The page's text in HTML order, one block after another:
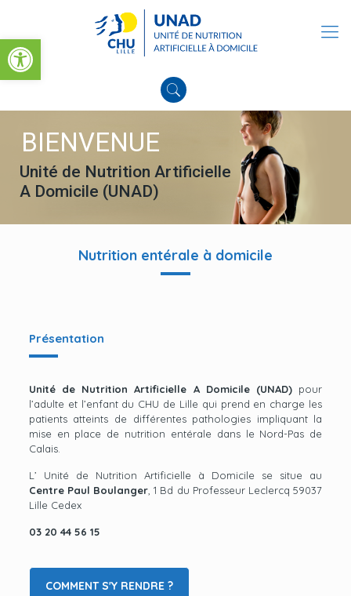
Ouvrir la barre d’outils
Unité de Nutrition Artificielle
A Domicile (UNAD)
BIENVENUE
Nutrition entérale à domicile
Présentation
Unité de Nutrition Artificielle A Domicile (UNAD) pour
l’adulte et l’enfant du CHU de Lille qui prend en charge les
patients atteints de différentes pathologies impliquant la
mise en place de nutrition entérale dans le Nord-Pas de
Calais.
L’ Unité de Nutrition Artificielle à Domicile se situe au
Centre Paul Boulanger , 1 Bd du Professeur Leclercq 59037
Lille Cedex
03 20 44 56 15
COMMENT S'Y RENDRE ?